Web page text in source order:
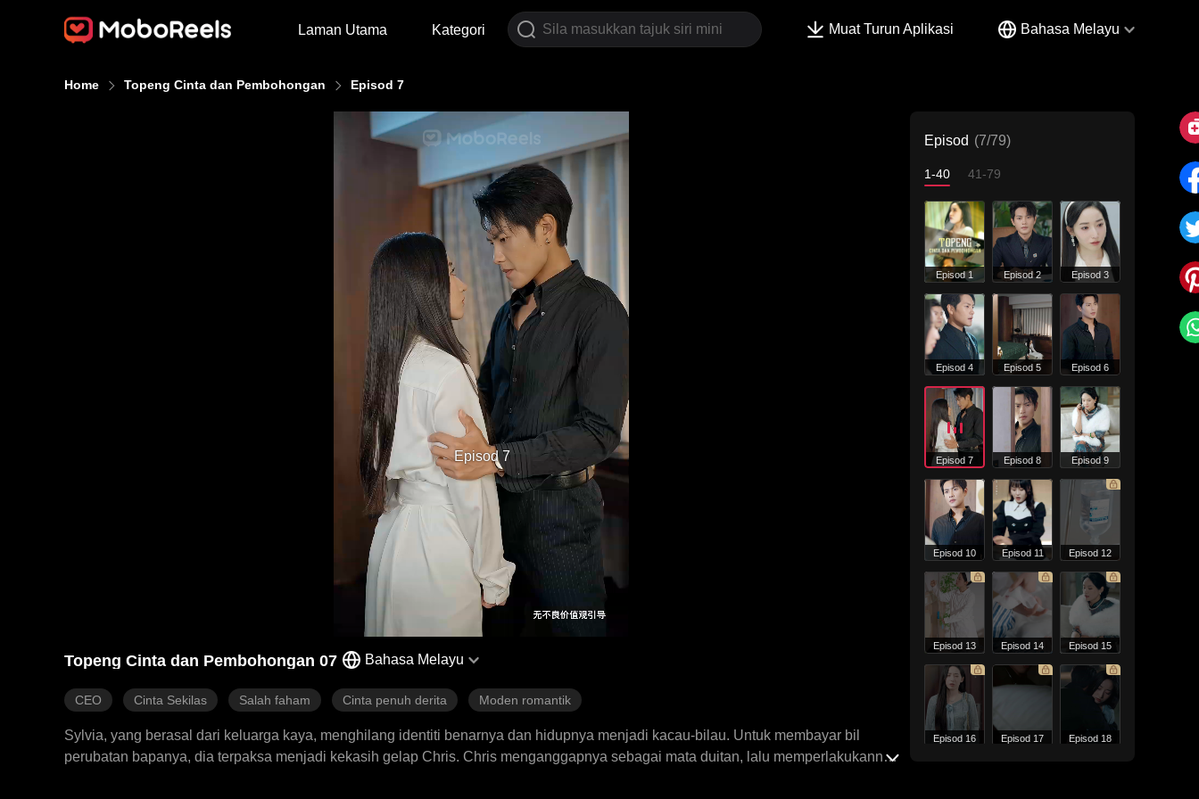
Laman Utama Kategori Muat Turun Aplikasi Bahasa Melayu
Home Topeng Cinta dan Pembohongan Episod 7
Episod 7
Topeng Cinta dan Pembohongan 07 Bahasa Melayu
CEO Cinta Sekilas Salah faham Cinta penuh derita Moden romantik
Sylvia, yang berasal dari keluarga kaya, menghilang identiti benarnya dan hidupnya menjadi kacau-bilau. Untuk membayar bil
perubatan bapanya, dia terpaksa menjadi kekasih gelap Chris. Chris menganggapnya sebagai mata duitan, lalu memperlakukannya
Episod (7/79)
1-40 41-79
Episod 1 Episod 2 Episod 3
Episod 4 Episod 5 Episod 6
Episod 7 Episod 8 Episod 9
Episod 10 Episod 11 Episod 12
Episod 13 Episod 14 Episod 15
Episod 16 Episod 17 Episod 18